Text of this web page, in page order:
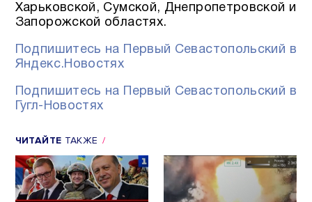
Харьковской, Сумской, Днепропетровской и
Запорожской областях.
Подпишитесь на Первый Севастопольский в
Яндекс.Новостях
Подпишитесь на Первый Севастопольский в
Гугл-Новостях
ЧИТАЙТЕ ТАКЖЕ